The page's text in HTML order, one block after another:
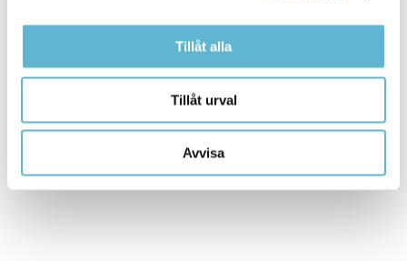
Tillåt alla
Tillåt urval
Avvisa